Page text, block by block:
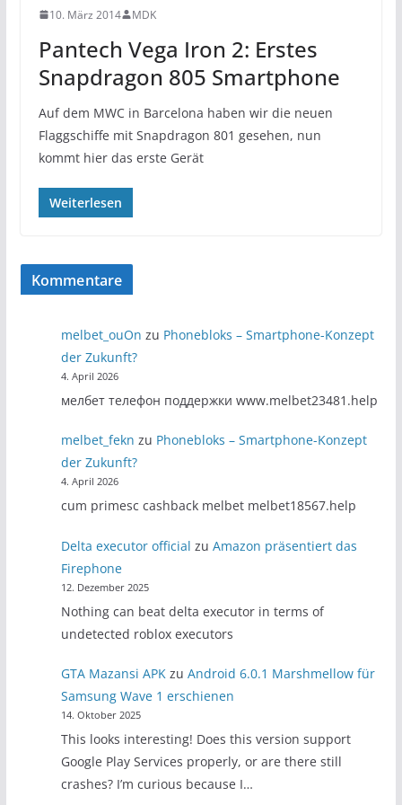
10. März 2014 MDK
Pantech Vega Iron 2: Erstes
Snapdragon 805 Smartphone
Auf dem MWC in Barcelona haben wir die neuen
Flaggschiffe mit Snapdragon 801 gesehen, nun
kommt hier das erste Gerät
Weiterlesen
Kommentare
melbet_ouOn zu Phonebloks – Smartphone-Konzept
der Zukunft?
4. April 2026
мелбет телефон поддержки www.melbet23481.help
melbet_fekn zu Phonebloks – Smartphone-Konzept
der Zukunft?
4. April 2026
cum primesc cashback melbet melbet18567.help
Delta executor official zuAmazon präsentiert das
Firephone
12. Dezember 2025
Nothing can beat delta executor in terms of
undetected roblox executors
GTA Mazansi APK zuAndroid 6.0.1 Marshmellow für
Samsung Wave 1 erschienen
14. Oktober 2025
This looks interesting! Does this version support
Google Play Services properly, or are there still
crashes? I’m curious because I…